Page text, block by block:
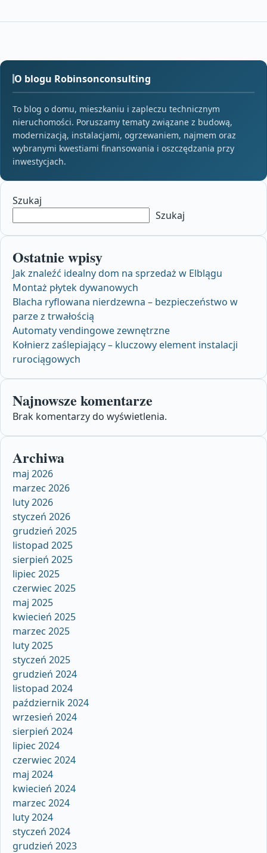
O blogu Robinsonconsulting
To blog o domu, mieszkaniu i zapleczu technicznym
nieruchomości. Poruszamy tematy związane z budową,
modernizacją, instalacjami, ogrzewaniem, najmem oraz
wybranymi kwestiami finansowania i oszczędzania przy
inwestycjach.
Szukaj
Szukaj
Ostatnie wpisy
Jak znaleźć idealny dom na sprzedaż w Elblągu
Montaż płytek dywanowych
Blacha ryflowana nierdzewna – bezpieczeństwo w
parze z trwałością
Automaty vendingowe zewnętrzne
Kołnierz zaślepiający – kluczowy element instalacji
rurociągowych
Najnowsze komentarze
Brak komentarzy do wyświetlenia.
Archiwa
maj 2026
marzec 2026
luty 2026
styczeń 2026
grudzień 2025
listopad 2025
sierpień 2025
lipiec 2025
czerwiec 2025
maj 2025
kwiecień 2025
marzec 2025
luty 2025
styczeń 2025
grudzień 2024
listopad 2024
październik 2024
wrzesień 2024
sierpień 2024
lipiec 2024
czerwiec 2024
maj 2024
kwiecień 2024
marzec 2024
luty 2024
styczeń 2024
grudzień 2023